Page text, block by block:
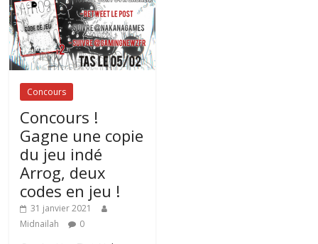
Concours
Concours !
Gagne une copie
du jeu indé
Arrog, deux
codes en jeu !
31 janvier 2021
Midnailah
0